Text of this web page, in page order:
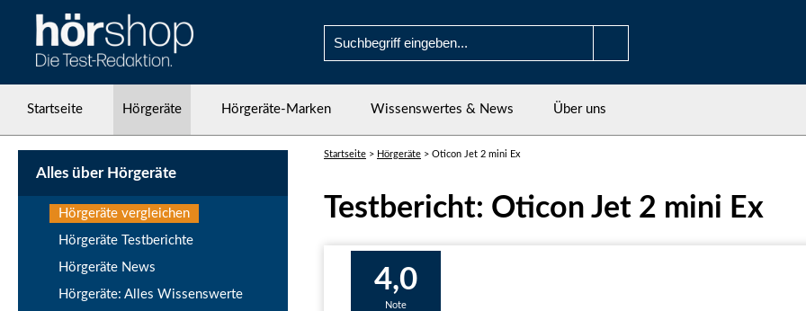
Startseite Hörgeräte Hörgeräte-Marken Wissenswertes & News Über uns
Startseite > Hörgeräte > Oticon Jet 2 mini Ex
Testbericht: Oticon Jet 2 mini Ex
4,0
Note
Alles über Hörgeräte
Hörgeräte vergleichen
Hörgeräte Testberichte
Hörgeräte News
Hörgeräte: Alles Wissenswerte